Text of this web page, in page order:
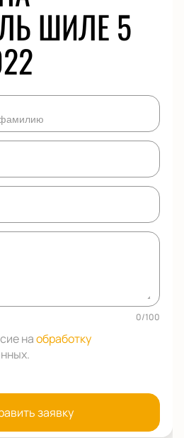
ШИЛЕ 5
0/100
наобработку
.
заявку